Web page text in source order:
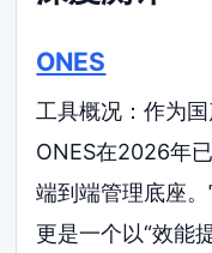
ONES
工具概况：作为
ONES在2026年
端到端管理底座
更是一个以“效能